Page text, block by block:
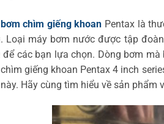
bơm chìm giếng khoan Pentax là
Loại máy bơm nước được tập
để các bạn lựa chọn. Dòng bơm
giếng khoan Pentax 4 inch
Hãy cùng tìm hiểu về sản phẩm